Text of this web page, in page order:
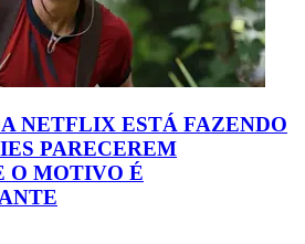
NETFLIX ESTÁ FAZENDO
PARECEREM
O MOTIVO É